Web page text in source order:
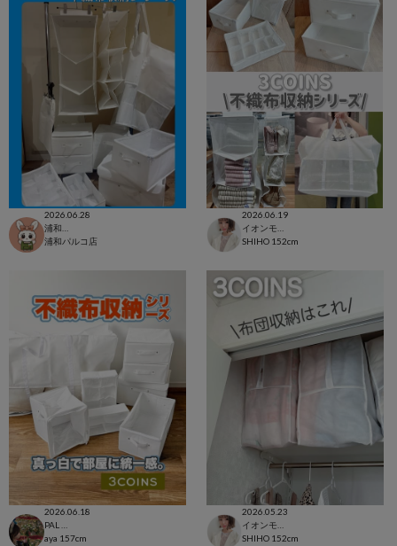
2026.06.28
浦和パルコ店
2026.06.19
SHIHO 152cm
2026.06.18
aya 157cm
2026.05.23
SHIHO 152cm